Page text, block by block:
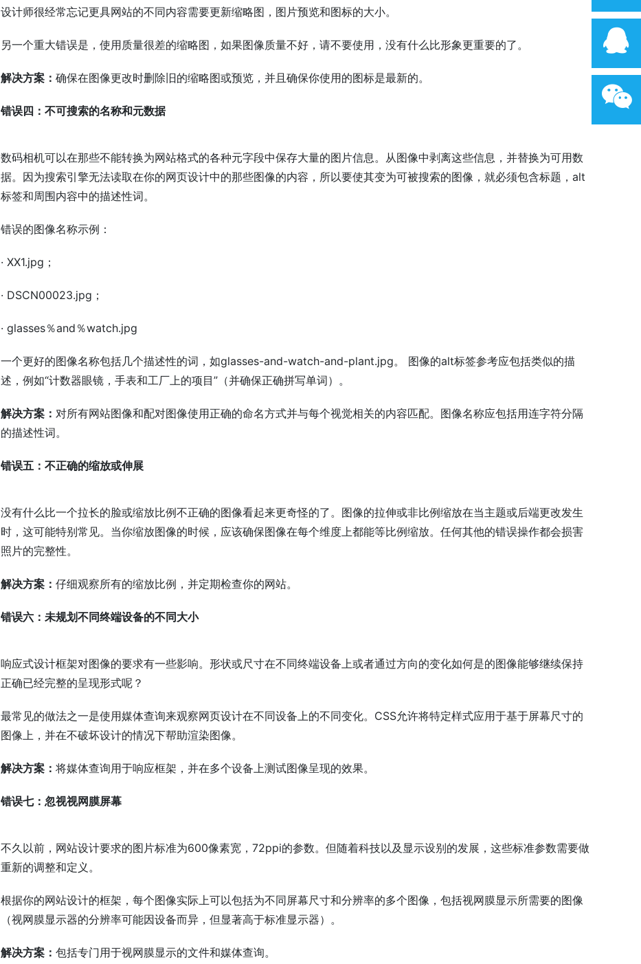
设计师很经常忘记更具网站的不同内容需要更新缩略图，图片预览和图标的大小。
另一个重大错误是，使用质量很差的缩略图，如果图像质量不好，请不要使用，没有什么比形象更重要的了。
解决方案： 确保在图像更改时删除旧的缩略图或预览，并且确保你使用的图标是最新的。
错误四：不可搜索的名称和元数据
数码相机可以在那些不能转换为网站格式的各种元字段中保存大量的图片信息。从图像中剥离这些信息，并替换为可用数
据。因为搜索引擎无法读取在你的网页设计中的那些图像的内容，所以要使其变为可被搜索的图像，就必须包含标题，alt
标签和周围内容中的描述性词。
错误的图像名称示例：
· XX1.jpg；
· DSCN00023.jpg；
· glasses％and％watch.jpg
一个更好的图像名称包括几个描述性的词，如glasses-and-watch-and-plant.jpg。 图像的alt标签参考应包括类似的描
述，例如“计数器眼镜，手表和工厂上的项目”（并确保正确拼写单词）。
解决方案： 对所有网站图像和配对图像使用正确的命名方式并与每个视觉相关的内容匹配。图像名称应包括用连字符分隔
的描述性词。
错误五：不正确的缩放或伸展
没有什么比一个拉长的脸或缩放比例不正确的图像看起来更奇怪的了。图像的拉伸或非比例缩放在当主题或后端更改发生
时，这可能特别常见。当你缩放图像的时候，应该确保图像在每个维度上都能等比例缩放。任何其他的错误操作都会损害
照片的完整性。
解决方案： 仔细观察所有的缩放比例，并定期检查你的网站。
错误六：未规划不同终端设备的不同大小
响应式设计框架对图像的要求有一些影响。形状或尺寸在不同终端设备上或者通过方向的变化如何是的图像能够继续保持
正确已经完整的呈现形式呢？
最常见的做法之一是使用媒体查询来观察网页设计在不同设备上的不同变化。CSS允许将特定样式应用于基于屏幕尺寸的
图像上，并在不破坏设计的情况下帮助渲染图像。
解决方案： 将媒体查询用于响应框架，并在多个设备上测试图像呈现的效果。
错误七：忽视视网膜屏幕
不久以前，网站设计要求的图片标准为600像素宽，72ppi的参数。但随着科技以及显示设别的发展，这些标准参数需要做
重新的调整和定义。
根据你的网站设计的框架，每个图像实际上可以包括为不同屏幕尺寸和分辨率的多个图像，包括视网膜显示所需要的图像
（视网膜显示器的分辨率可能因设备而异，但显著高于标准显示器）。
解决方案： 包括专门用于视网膜显示的文件和媒体查询。